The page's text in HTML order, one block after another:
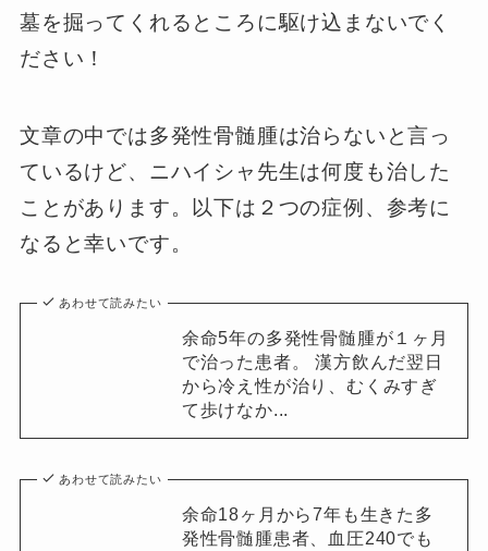
墓を掘ってくれるところに駆け込まないでく
ださい！
文章の中では多発性骨髄腫は治らないと言っ
ているけど、ニハイシャ先生は何度も治した
ことがあります。以下は２つの症例、参考に
なると幸いです。
あわせて読みたい
余命5年の多発性骨髄腫が１ヶ月
で治った患者。 漢方飲んだ翌日
から冷え性が治り、むくみすぎ
て歩けなか...
あわせて読みたい
余命18ヶ月から7年も生きた多
発性骨髄腫患者、血圧240でも